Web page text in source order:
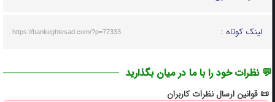
لینک کوتاه : https://bankeghtesad.com/?p=77333
💬 نظرات خود را با ما در میان بگذارید
📜 قوانین ارسال نظرات کاربران